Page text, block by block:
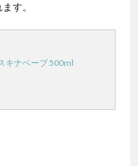
す。
キナベーブ 500ml